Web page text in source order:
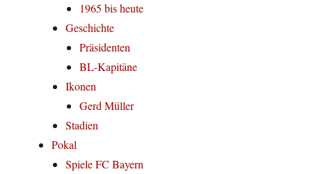
1965 bis heute
Geschichte
Präsidenten
BL-Kapitäne
Ikonen
Gerd Müller
Stadien
Pokal
Spiele FC Bayern